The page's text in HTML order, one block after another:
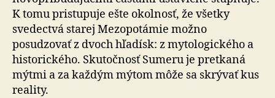
K tomu pristupuje ešte okolnosť, že všetky
svedectvá starej Mezopotámie možno
posudzovať z dvoch hľadísk: z mytologického a
historického. Skutočnosť Sumeru je pretkaná
mýtmi a za každým mýtom môže sa skrývať kus
reality.